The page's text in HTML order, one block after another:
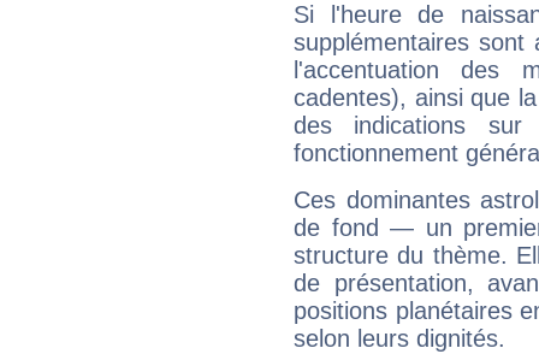
Si l'heure de
supplémentaires sont
l'accentuation des
cadentes), ainsi que
des indications sur
fonctionnement
Ces dominantes
de fond — un
structure du thème.
de présentation,
positions planétaires
selon leurs dignités.